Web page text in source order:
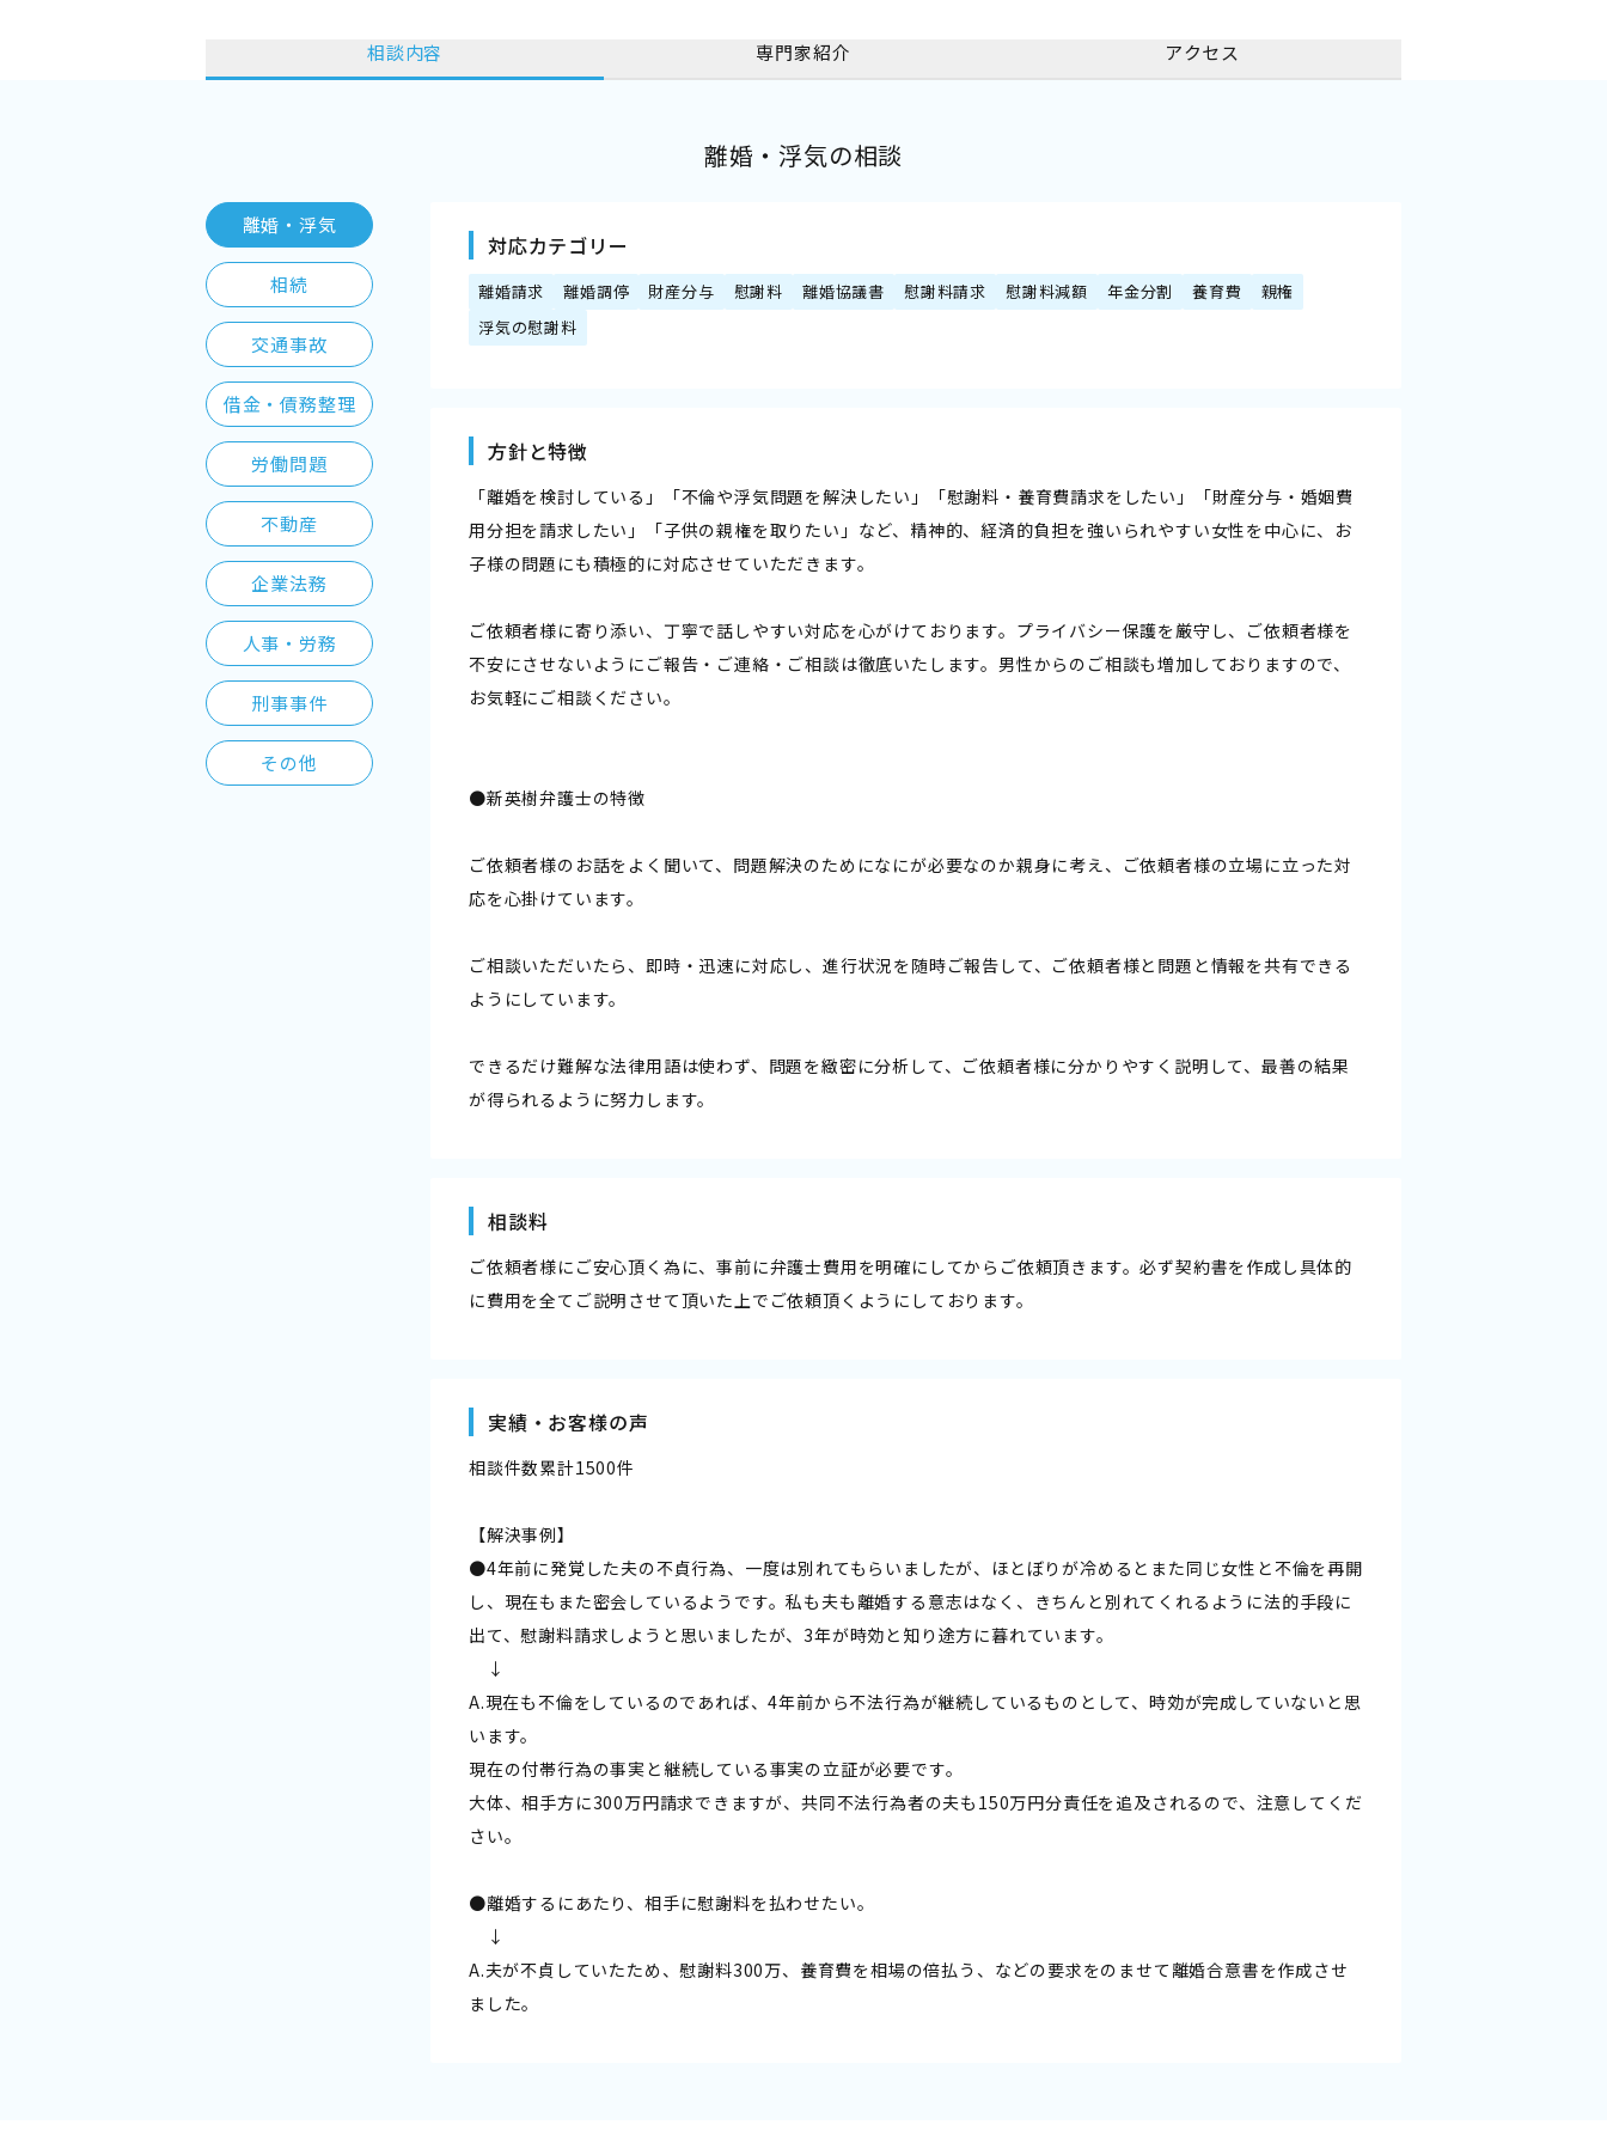
相談内容 専門家紹介 アクセス
離婚・浮気の相談
離婚・浮気
相続
交通事故
借金・債務整理
労働問題
不動産
企業法務
人事・労務
刑事事件
その他
対応カテゴリー
離婚請求 離婚調停 財産分与 慰謝料 離婚協議書 慰謝料請求 慰謝料減額 年金分割 養育費
親権
浮気の慰謝料
方針と特徴
「離婚を検討している」「不倫や浮気問題を解決したい」「慰謝料・養育費請求をしたい」「財産分与・婚姻費
用分担を請求したい」「子供の親権を取りたい」など、精神的、経済的負担を強いられやすい女性を中心に、お
子様の問題にも積極的に対応させていただきます。
ご依頼者様に寄り添い、丁寧で話しやすい対応を心がけております。プライバシー保護を厳守し、ご依頼者様を
不安にさせないようにご報告・ご連絡・ご相談は徹底いたします。男性からのご相談も増加しておりますので、
お気軽にご相談ください。
●新英樹弁護士の特徴
ご依頼者様のお話をよく聞いて、問題解決のためになにが必要なのか親身に考え、ご依頼者様の立場に立った対
応を心掛けています。
ご相談いただいたら、即時・迅速に対応し、進行状況を随時ご報告して、ご依頼者様と問題と情報を共有できる
ようにしています。
できるだけ難解な法律用語は使わず、問題を緻密に分析して、ご依頼者様に分かりやすく説明して、最善の結果
が得られるように努力します。
相談料
ご依頼者様にご安心頂く為に、事前に弁護士費用を明確にしてからご依頼頂きます。必ず契約書を作成し具体的
に費用を全てご説明させて頂いた上でご依頼頂くようにしております。
実績・お客様の声
相談件数累計1500件
【解決事例】
●4年前に発覚した夫の不貞行為、一度は別れてもらいましたが、ほとぼりが冷めるとまた同じ女性と不倫を再開
し、現在もまた密会しているようです。私も夫も離婚する意志はなく、きちんと別れてくれるように法的手段に
出て、慰謝料請求しようと思いましたが、3年が時効と知り途方に暮れています。
↓
A.現在も不倫をしているのであれば、4年前から不法行為が継続しているものとして、時効が完成していないと思
います。
現在の付帯行為の事実と継続している事実の立証が必要です。
大体、相手方に300万円請求できますが、共同不法行為者の夫も150万円分責任を追及されるので、注意してくだ
さい。
●離婚するにあたり、相手に慰謝料を払わせたい。
↓
A.夫が不貞していたため、慰謝料300万、養育費を相場の倍払う、などの要求をのませて離婚合意書を作成させ
ました。